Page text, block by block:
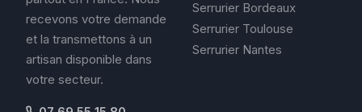
recevons votre demande
et la transmettons à un
artisan disponible dans
votre secteur.
Serrurier Bordeaux
Serrurier Toulouse
Serrurier Nantes